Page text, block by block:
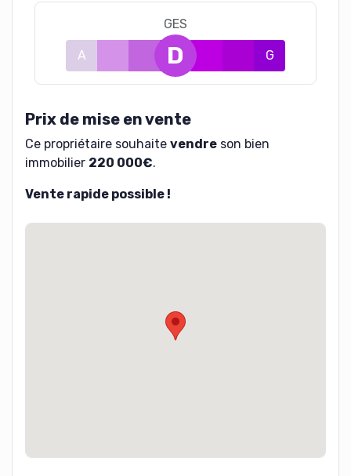
GES
A D G
Prix de mise en vente
Ce propriétaire souhaite vendreson bien
immobilier 220 000€.
Vente rapide possible !